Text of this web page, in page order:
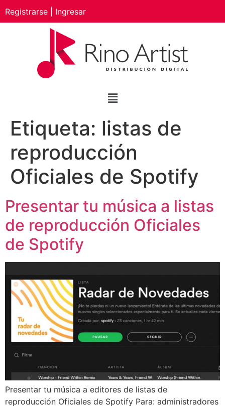
Registrarse Ingresar
Etiqueta: listas de
reproducción
Oficiales de Spotify
Presentar tu música a listas
de reproducción Oficiales
de Spotify
Presentar tu música a editores de listas de
reproducción Oficiales de Spotify Para: administradores